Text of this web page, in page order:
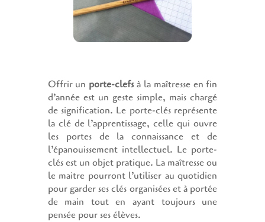
Offrir un porte-clefs à la maîtresse en fin
d’année est un geste simple, mais chargé
de signification. Le porte-clés représente
la clé de l’apprentissage, celle qui ouvre
les portes de la connaissance et de
l’épanouissement intellectuel. Le porte-
clés est un objet pratique. La maîtresse ou
le maitre pourront l’utiliser au quotidien
pour garder ses clés organisées et à portée
de main tout en ayant toujours une
pensée pour ses élèves.